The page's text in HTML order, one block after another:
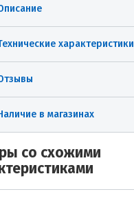
характеристики
в магазинах
со схожими